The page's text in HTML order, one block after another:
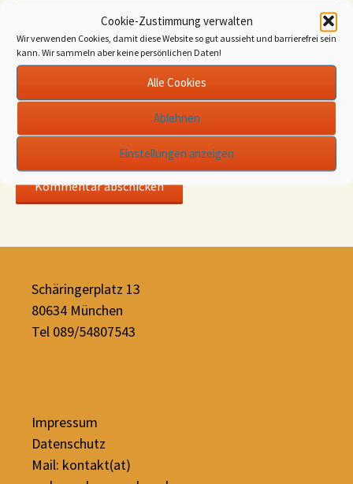
Cookie-Zustimmung verwalten
Wir verwenden Cookies, damit diese Website so gut aussieht und barrierefrei sein
kann. Wir sammeln aber keine persönlichen Daten!
Alle Cookies
Ablehnen
Einstellungen anzeigen
Schäringerplatz 13
80634 München
Tel 089/54807543
Impressum
Datenschutz
Mail: kontakt(at)